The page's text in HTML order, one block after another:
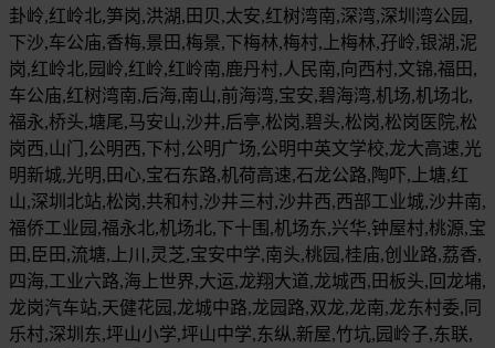
卦岭,红岭北,笋岗,洪湖,田贝,太安,红树湾南,深湾,深圳湾公园,
下沙,车公庙,香梅,景田,梅景,下梅林,梅村,上梅林,孖岭,银湖,泥
岗,红岭北,园岭,红岭,红岭南,鹿丹村,人民南,向西村,文锦,福田,
车公庙,红树湾南,后海,南山,前海湾,宝安,碧海湾,机场,机场北,
福永,桥头,塘尾,马安山,沙井,后亭,松岗,碧头,松岗,松岗医院,松
岗西,山门,公明西,下村,公明广场,公明中英文学校,龙大高速,光
明新城,光明,田心,宝石东路,机荷高速,石龙公路,陶吓,上塘,红
山,深圳北站,松岗,共和村,沙井三村,沙井西,西部工业城,沙井南,
福侨工业园,福永北,机场北,下十围,机场东,兴华,钟屋村,桃源,宝
田,臣田,流塘,上川,灵芝,宝安中学,南头,桃园,桂庙,创业路,荔香,
四海,工业六路,海上世界,大运,龙翔大道,龙城西,田板头,回龙埔,
龙岗汽车站,天健花园,龙城中路,龙园路,双龙,龙南,龙东村委,同
乐村,深圳东,坪山小学,坪山中学,东纵,新屋,竹坑,园岭子,东联,